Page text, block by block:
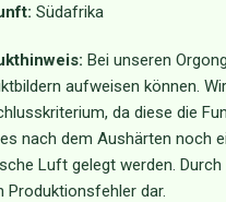
Südafrika
Bei unseren
aufweisen können.
da diese die
nach dem Aushärten noch
Luft gelegt werden.
Produktionsfehler dar.